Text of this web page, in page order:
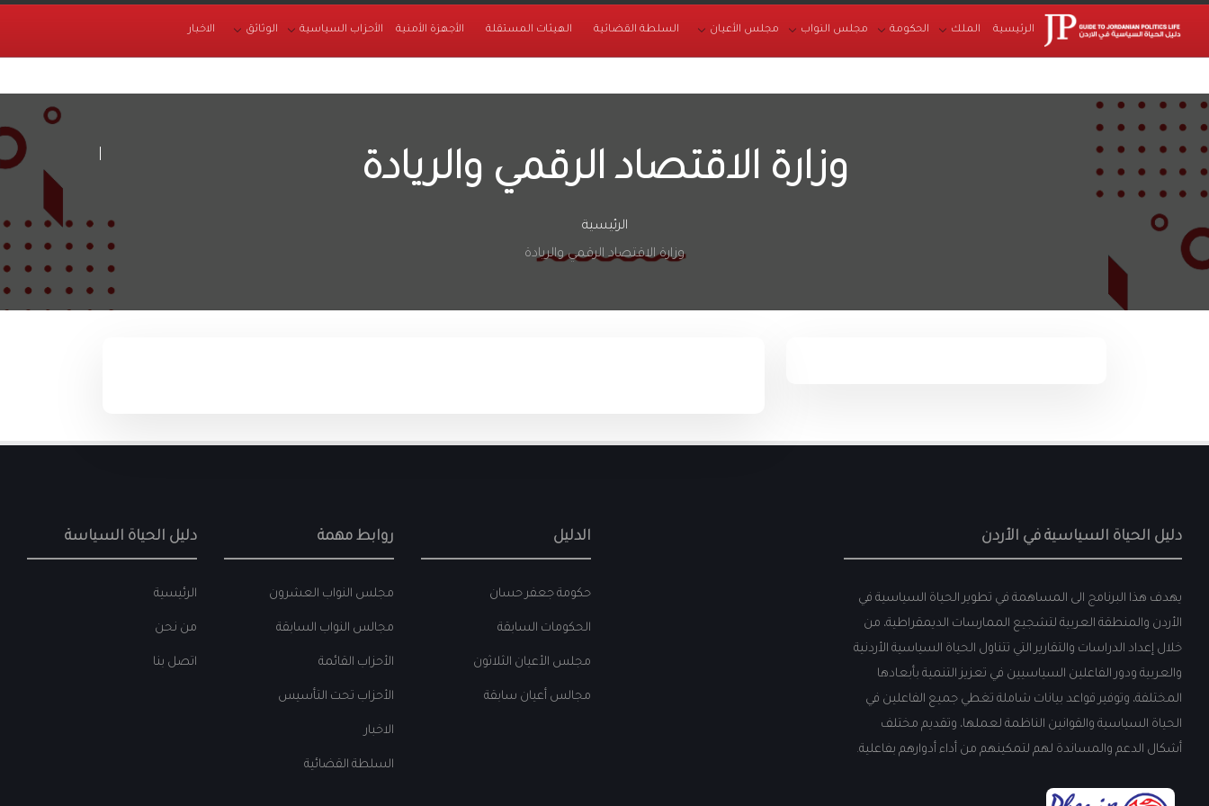
الرئيسية الملك الحكومة مجلس النواب مجلس الأعيان السلطة القضائية الهيئات المستقلة الأجهزة الأمنية الأحزاب السياسية الوثائق الاخبار
وزارة الاقتصاد الرقمي والريادة
الرئيسية
وزارة الاقتصاد الرقمي والريادة
دليل الحياة السياسية في الأردن
يهدف هذا البرنامج الى المساهمة في تطوير الحياة السياسية في
الأردن والمنطقة العربية لتشجيع الممارسات الديمقراطية، من
خلال إعداد الدراسات والتقارير التي تتناول الحياة السياسية الأردنية
والعربية ودور الفاعلين السياسيين في تعزيز التنمية بأبعادها
المختلفة، وتوفير قواعد بيانات شاملة تغطي جميع الفاعلين في
الحياة السياسية والقوانين الناظمة لعملها، وتقديم مختلف
أشكال الدعم والمساندة لهم لتمكينهم من أداء أدوارهم بفاعلية.
الدليل
حكومة جعفر حسان
الحكومات السابقة
مجلس الأعيان الثلاثون
مجالس أعيان سابقة
روابط مهمة
مجلس النواب العشرون
مجالس النواب السابقة
الأحزاب القائمة
الأحزاب تحت التأسيس
الاخبار
السلطة القضائية
دليل الحياة السياسة
الرئيسية
من نحن
اتصل بنا